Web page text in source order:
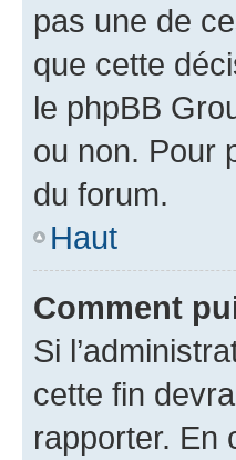
pas une de
que cette
le phpBB
ou non. Pour
du forum.
Haut
Comment
Si
cette fin
rapporter. En